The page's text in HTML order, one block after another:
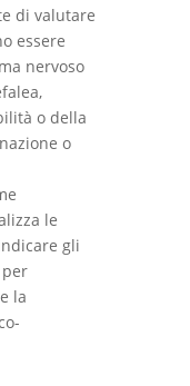
di valutare
essere
nervoso
o della
o
le
gli
la